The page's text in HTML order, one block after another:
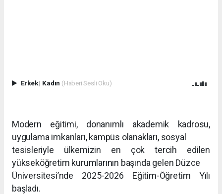
Erkek| Kadın (Haberi Sesli Oku)
Modern eğitimi, donanımlı akademik kadrosu,
uygulama imkanları, kampüs olanakları, sosyal
tesisleriyle ülkemizin en çok tercih edilen
yükseköğretim kurumlarının başında gelen Düzce
Üniversitesi’nde 2025-2026 Eğitim-Öğretim Yılı
başladı.